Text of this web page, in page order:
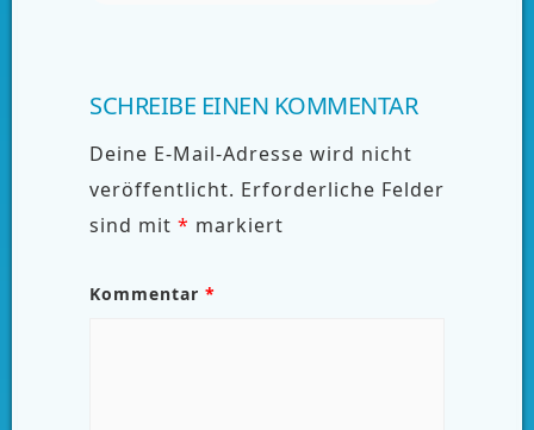
SCHREIBE EINEN KOMMENTAR
Deine E-Mail-Adresse wird nicht
veröffentlicht. Erforderliche Felder
sind mit * markiert
Kommentar *